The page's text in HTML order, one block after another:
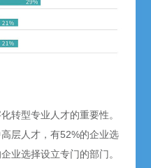
转型专业人才的重要性。
层人才，有52%的企业选
业选择设立专门的部门。